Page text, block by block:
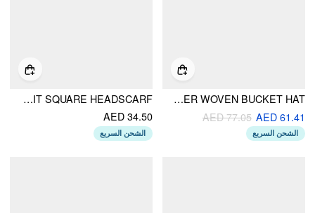
FLOWER WOVEN BUCKET HAT
AED 61.41
AED 77.05
الشحن السريع
FRUIT SQUARE HEADSCARF
AED 34.50
الشحن السريع